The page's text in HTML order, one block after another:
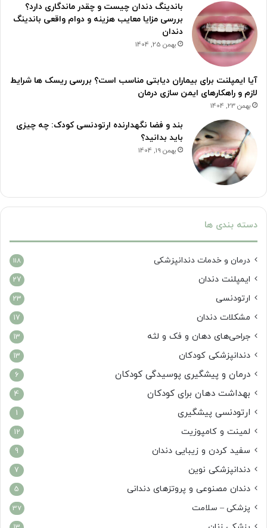
باندینگ دندان چیست و چقدر ماندگاری دارد؟
بررسی مزایا معایب هزینه و دوام واقعی باندینگ
دندان
بهمن 25, 1404
آیا ایمپلنت برای بیماران دیابتی مناسب است؟ بررسی ریسک ها شرایط
لازم و راهکارهای ایمن سازی درمان
بهمن 23, 1404
بند و فضا نگهدارنده ارتودنسی کودک: چه چیزی
باید بدانید؟
بهمن 19, 1404
دسته بندی ها
درمان‌ و خدمات دندانپزشکی 118
ایمپلنت دندان 27
ارتودنسی 23
مشکلات دندان 17
جراحی‌های دهان و فک و لثه 13
دندانپزشکی کودکان 13
درمان و پیشگیری پوسیدگی کودکان 6
بهداشت دهان برای کودکان 4
ارتودنسی پیشگیری 1
لمینت و کامپوزیت 12
سفید کردن و زیبایی دندان 9
دندانپزشکی نوین 7
دندان مصنوعی و پروتزهای دندانی 5
پزشکی – سلامت 37